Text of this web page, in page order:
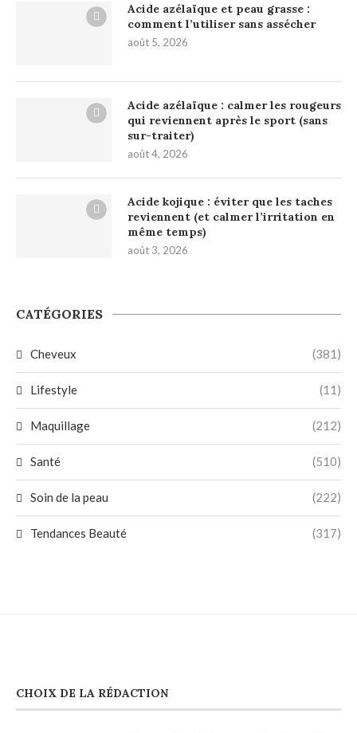
Acide azélaïque et peau grasse :
comment l’utiliser sans assécher
août 5, 2026
Acide azélaïque : calmer les rougeurs
qui reviennent après le sport (sans
sur-traiter)
août 4, 2026
Acide kojique : éviter que les taches
reviennent (et calmer l’irritation en
même temps)
août 3, 2026
CATÉGORIES
Cheveux (381)
Lifestyle (11)
Maquillage (212)
Santé (510)
Soin de la peau (222)
Tendances Beauté (317)
CHOIX DE LA RÉDACTION